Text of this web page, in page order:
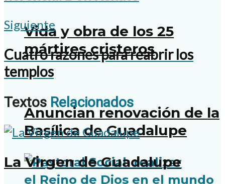
Vida y obra de los 25
mártires cristeros
Anuncian renovación de la
Basílica de Guadalupe
Siguiente
Cuatro razones para reabrir los
templos
Textos Relacionados
La Virgen de Guadalupe